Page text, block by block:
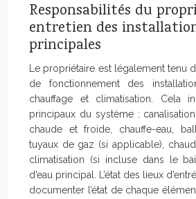
Responsabilités du
entretien des
principales
Le propriétaire est légalement tenu
de fonctionnement des
chauffage et climatisation. Cela
principaux du système :
chaude et froide, chauffe-eau,
tuyaux de gaz (si applicable),
climatisation (si incluse dans le
d’eau principal. L’état des lieux
documenter l’état de chaque